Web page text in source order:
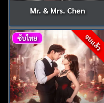
Mr. & Mrs. Chen
จบแล้ว
ซับไทย